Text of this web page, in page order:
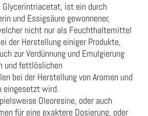
Glycerintriacetat, ist ein durch
und Essigsäure gewonnener,
nicht nur als Feuchthaltemittel
der Herstellung einiger Produkte,
zur Verdünnung und Emulgierung
und fettlöslichen
bei der Herstellung von Aromen und
eingesetzt wird.
Oleoresine, oder auch
für eine exaktere Dosierung, oder